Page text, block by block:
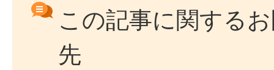
この記事に関する
先